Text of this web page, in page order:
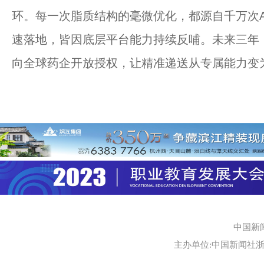
环。每一次脂质结构的毫微优化，都源自千万
速落地，皆因底层平台能力持续反哺。未来三
向全球药企开放授权，让精准递送从专属能力
中国新
主办单位:中国新闻社